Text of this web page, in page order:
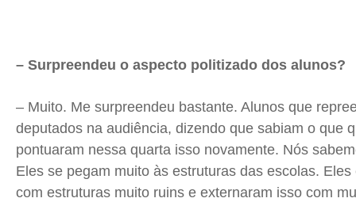
– Surpreendeu o aspecto politizado dos alunos?
– Muito. Me surpreendeu bastante. Alunos que
deputados na audiência, dizendo que sabiam o que
pontuaram nessa quarta isso novamente. Nós
Eles se pegam muito às estruturas das escolas.
com estruturas muito ruins e externaram isso com